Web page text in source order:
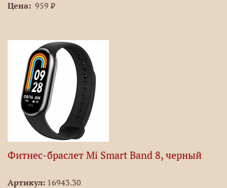
Цена: 959 ₽
Фитнес-браслет Mi Smart Band 8, черный
Артикул: 16943.30